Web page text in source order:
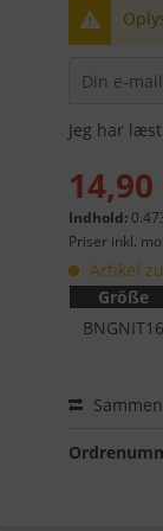
Jeg har
Indhold:
Priser inkl.
Artikel
Größe
BNGNIT16